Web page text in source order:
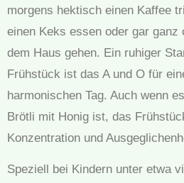
morgens hektisch einen Kaffee
einen Keks essen oder gar ganz
dem Haus gehen. Ein ruhiger
Frühstück ist das A und O für
harmonischen Tag. Auch wenn
Brötli mit Honig ist, das
Konzentration und
Speziell bei Kindern unter etwa